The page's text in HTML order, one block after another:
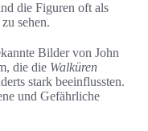
die Figuren oft als
sehen.
Bilder von John
die die Walküren
stark beeinflussten.
und Gefährliche